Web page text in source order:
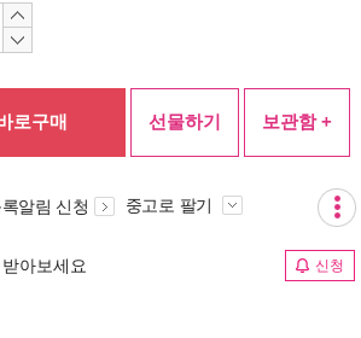
로구매 선물하기 보관함 +
알림 신청 중고로 팔기
아보세요 신청